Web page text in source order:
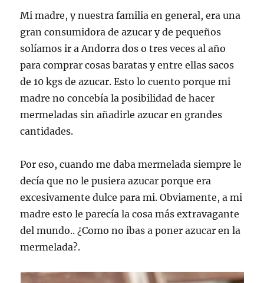
Mi madre, y nuestra familia en general, era una
gran consumidora de azucar y de pequeños
solíamos ir a Andorra dos o tres veces al año
para comprar cosas baratas y entre ellas sacos
de 10 kgs de azucar. Esto lo cuento porque mi
madre no concebía la posibilidad de hacer
mermeladas sin añadirle azucar en grandes
cantidades.
Por eso, cuando me daba mermelada siempre le
decía que no le pusiera azucar porque era
excesivamente dulce para mi. Obviamente, a mi
madre esto le parecía la cosa más extravagante
del mundo.. ¿Como no ibas a poner azucar en la
mermelada?.